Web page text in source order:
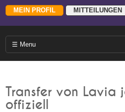
Transfer von Lavia
offiziell